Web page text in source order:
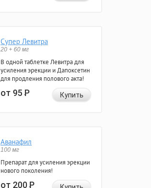
Супер Левитра
20 + 60 мг
В одной таблетке Левитра для
усиления эрекции и Дапоксетин
для продления полового акта!
от 95Р Купить
Аванафил
100 мг
Препарат для усиления эрекции
нового поколения!
от 200Р